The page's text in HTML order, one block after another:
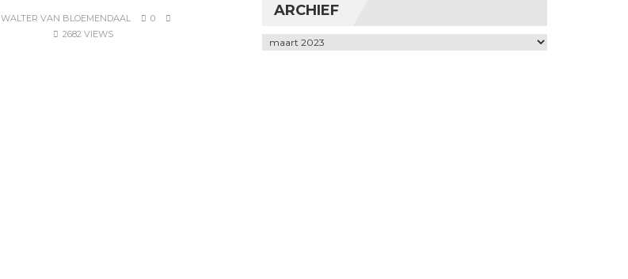
WALTER VAN BLOEMENDAAL
0
2682 VIEWS
ARCHIEF
Archief